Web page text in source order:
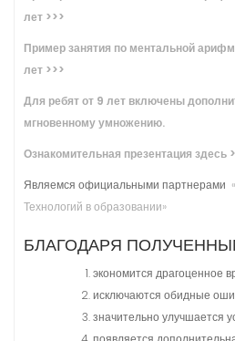
лет >>>
Пример занятия по ментальной
лет >>>
Для ребят от 9 лет включены
мгновенному умножению.
Ознакомительная презентация здесь
Являемся официальными партнерами
Технологий в образовании»
БЛАГОДАРЯ
экономится драгоценное
исключаются обидные
значительно улучшается